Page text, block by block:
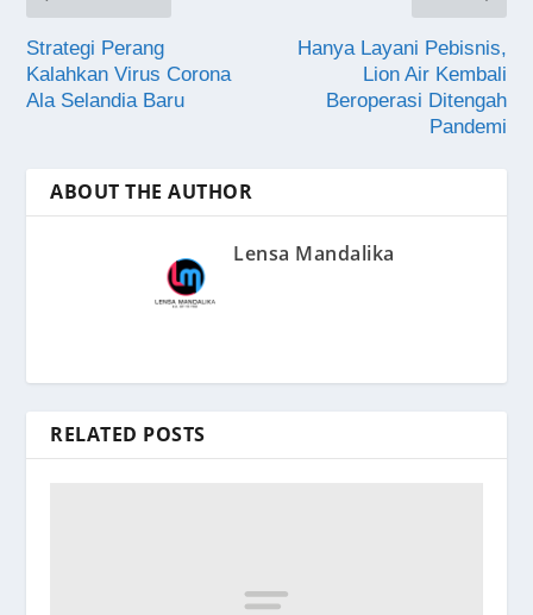
Strategi Perang
Kalahkan Virus Corona
Ala Selandia Baru
Hanya Layani Pebisnis,
Lion Air Kembali
Beroperasi Ditengah
Pandemi
ABOUT THE AUTHOR
Lensa Mandalika
RELATED POSTS